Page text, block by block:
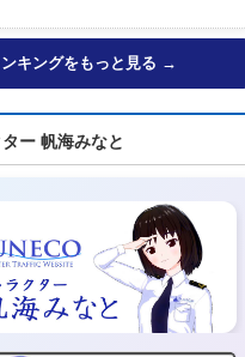
キングをもっと見る →
ー 帆海みなと